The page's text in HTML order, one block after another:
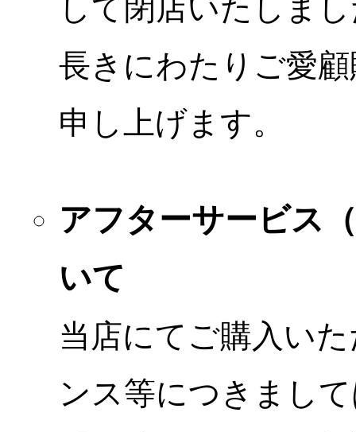
して閉店いたしま
長きにわたりご愛
申し上げます。
アフターサービス
いて
当店にてご購入い
ンス等につきまし